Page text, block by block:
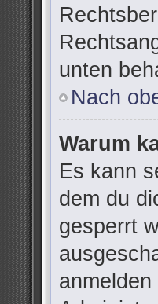
unten
Nach
Warum
Es kann
dem du
gesperrt